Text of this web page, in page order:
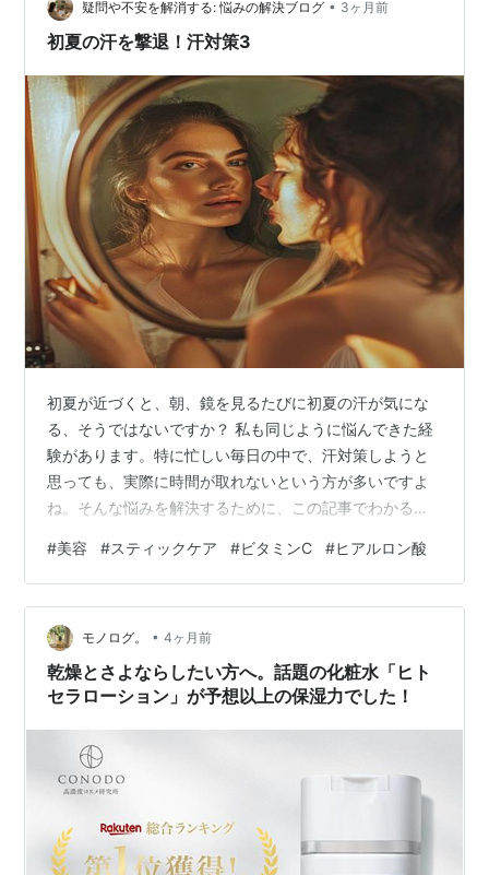
あります。 この記事では、原志保さんのような「若い」
ではなく「若々しい」印象を目指すために…
疑問や不安を解消する: 悩みの解決ブログ • 3ヶ月前
初夏の汗を撃退！汗対策3
初夏が近づくと、朝、鏡を見るたびに初夏の汗が気にな
る、そうではないですか？ 私も同じように悩んできた経
験があります。特に忙しい毎日の中で、汗対策しようと
思っても、実際に時間が取れないという方が多いですよ
ね。そんな悩みを解決するために、この記事でわかるこ
の方法がわかる 肌ケアのポイントがわかる 難しいことは
何もないので、ぜひ最後まで読んでみてください。 初夏
の汗で悩むのは、あなただけじゃありません 実は約7割
の女性が初夏の汗で悩んでいます。原因のほとんどは、
夏に向けて体調が整っていないことが多いです。夏の調
査では、約5割の女性が同様の悩みを経…
#美容 #スティックケア #ビタミンC #ヒアルロン酸
モノログ。 • 4ヶ月前
乾燥とさよならしたい方へ。話題の化粧水「ヒト
セラローション」が予想以上の保湿力でした！